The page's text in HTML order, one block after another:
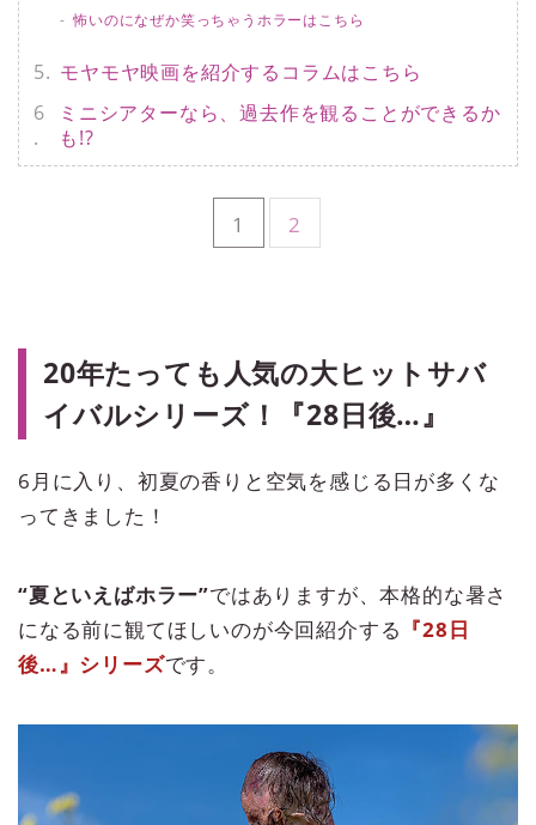
怖いのになぜか笑っちゃうホラーはこちら
モヤモヤ映画を紹介するコラムはこちら
ミニシアターなら、過去作を観ることができるか
も!?
1 2
20年たっても人気の大ヒットサバ
イバルシリーズ！『28日後…』
6月に入り、初夏の香りと空気を感じる日が多くな
ってきました！
“夏といえばホラー”ではありますが、本格的な暑さ
になる前に観てほしいのが今回紹介する 『28日
後…』シリーズです。